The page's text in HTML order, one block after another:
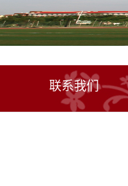
联系我们